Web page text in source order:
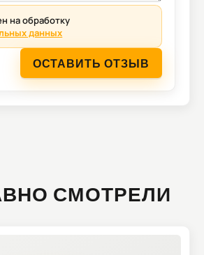
на обработку
данных
ОСТАВИТЬ ОТЗЫВ
СМОТРЕЛИ